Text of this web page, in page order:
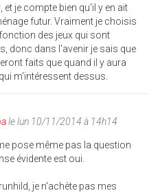
et je compte bien qu'il y en ait
futur. Vraiment je choisis
des jeux qui sont
donc dans l'avenir je sais que
faits que quand il y aura
m'intéressent dessus.
le lun 10/11/2014 à 14h14
pose même pas la question
évidente est oui.
je n'achète pas mes